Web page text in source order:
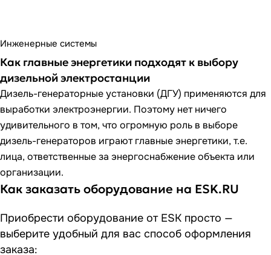
Инженерные системы
Как главные энергетики подходят к выбору
дизельной электростанции
Дизель-генераторные установки (ДГУ) применяются для
выработки электроэнергии. Поэтому нет ничего
удивительного в том, что огромную роль в выборе
дизель-генераторов играют главные энергетики, т.е.
лица, ответственные за энергоснабжение объекта или
организации.
Как заказать оборудование на ESK.RU
Приобрести оборудование от ESK просто —
выберите удобный для вас способ оформления
заказа: